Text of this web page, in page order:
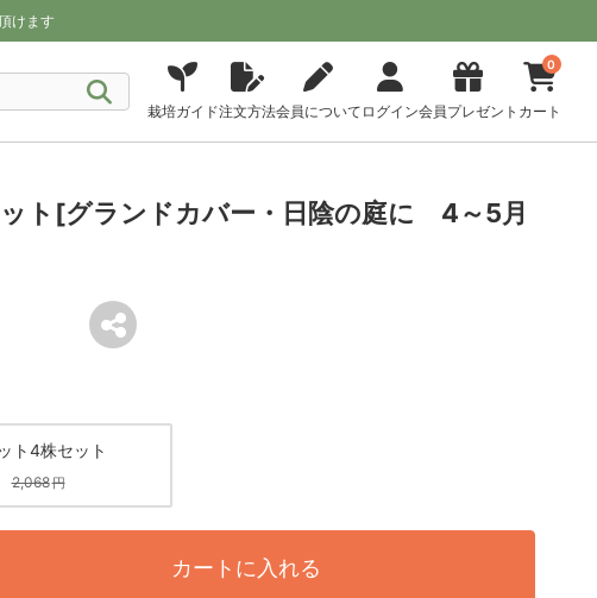
けます
栽培ガイド注文方法会員について ログイン会員プレゼント
0
カート
ト[グランドカバー・日陰の庭に 4～5月
ト4株セット
2,068円
カートに入れる